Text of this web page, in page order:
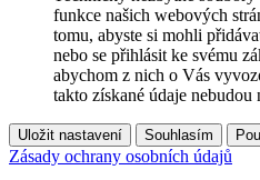
funkce našich webových
tomu, abyste si mohli
nebo se přihlásit ke svému
abychom z nich o Vás
takto získané údaje
Uložit nastavení Souhlasím
Zásady ochrany osobních údajů